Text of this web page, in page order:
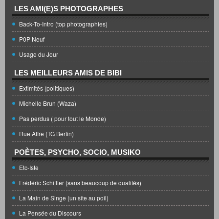
LES AMI(E)S PHOTOGRAPHES
Back-To-Intro (top photographies)
P0P Neuf
Usage du Jour
LES MEILLEURS AMIS DE BIBI
Extimités (politiques)
Michelle Brun (Waza)
Pas perdus ( pour tout le Monde)
Rue Affre (TG Bertin)
POÈTES, PSYCHO, SOCIO, MUSIKO
Etc-Iste
Frédéric Schiffter (sans beaucoup de qualités)
La Main de Singe (un site au poil)
La Pensée du Discours